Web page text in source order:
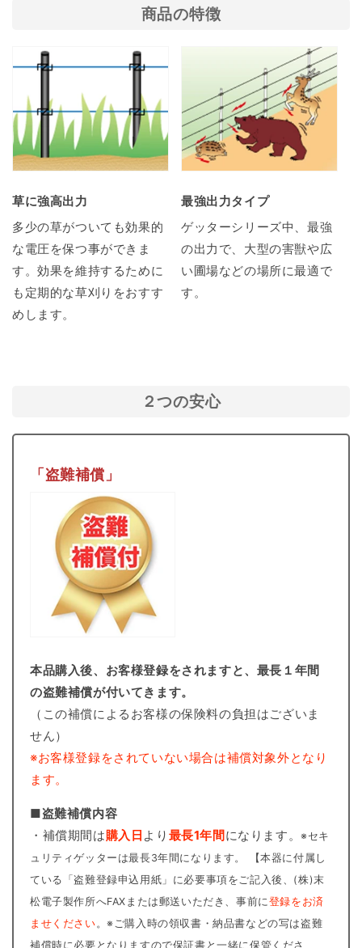
商品の特徴
草に強高出力
多少の草がついても効果的
な電圧を保つ事ができま
す。効果を維持するために
も定期的な草刈りをおすす
めします。
最強出力タイプ
ゲッターシリーズ中、最強
の出力で、大型の害獣や広
い圃場などの場所に最適で
す。
２つの安心
「盗難補償」
本品購入後、お客様登録をされますと、最長１年間
の盗難補償が付いてきます。
（この補償によるお客様の保険料の負担はございま
せん）
※お客様登録をされていない場合は補償対象外となり
ます。
■盗難補償内容
・補償期間は購入日 より 最長1年間 になります。※セキ
ュリティゲッターは最長3年間になります。 【本器に付属し
ている「盗難登録申込用紙」に必要事項をご記入後、(株)末
松電子製作所へFAXまたは郵送いただき、事前に登録をお済
ませください。※ご購入時の領収書・納品書などの写は盗難
補償時に必要となりますので保証書と一緒に保管くださ